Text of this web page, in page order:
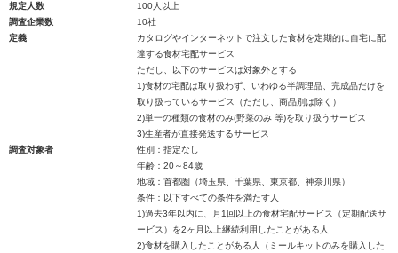
規定人数
100人以上
調査企業数
10社
定義
カタログやインターネットで注文した食材を定期的に自宅に配
達する食材宅配サービス
ただし、以下のサービスは対象外とする
1)食材の宅配は取り扱わず、いわゆる半調理品、完成品だけを
取り扱っているサービス（ただし、商品別は除く）
2)単一の種類の食材のみ(野菜のみ 等)を取り扱うサービス
3)生産者が直接発送するサービス
調査対象者
性別：指定なし
年齢：20～84歳
地域：首都圏（埼玉県、千葉県、東京都、神奈川県）
条件：以下すべての条件を満たす人
1)過去3年以内に、月1回以上の食材宅配サービス（定期配送サ
ービス）を2ヶ月以上継続利用したことがある人
2)食材を購入したことがある人（ミールキットのみを購入した